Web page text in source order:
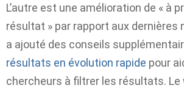
L’autre est une amélioration de « à
résultat » par rapport aux dernières
a ajouté des conseils
résultats en évolution rapide pour
chercheurs à filtrer les résultats. Le